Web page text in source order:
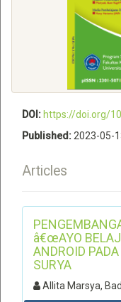
DOI: https://doi.org/
Published:2023-05-
Articles
â€œAYO
ANDROID
SURYA
Allita Marsya,